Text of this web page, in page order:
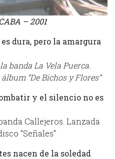
– 2001
dura, pero la amargura
banda La Vela Puerca.
“De Bichos y Flores”
y el silencio no es
Callejeros. Lanzada
“Señales”
nacen de la soledad